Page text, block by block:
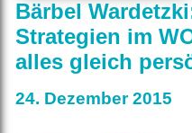
Bärbel
Strategien im
alles gleich
24. Dezember 2015